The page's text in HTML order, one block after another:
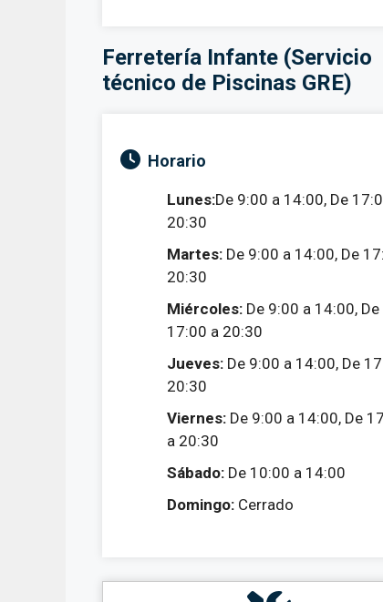
Ferretería Infante (Servicio
técnico de Piscinas GRE)
Horario
Lunes:De 9:00 a 14:00, De
20:30
Martes: De 9:00 a 14:00, De
20:30
Miércoles: De 9:00 a 14:00, De
17:00 a 20:30
Jueves: De 9:00 a 14:00, De
20:30
Viernes: De 9:00 a 14:00, De
a 20:30
Sábado: De 10:00 a 14:00
Domingo: Cerrado